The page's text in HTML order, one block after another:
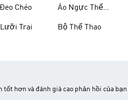
Đeo Chéo
Trai
Áo Ngực Thể
Bộ Thể Thao
tốt hơn và đánh giá cao phản hồi của bạn